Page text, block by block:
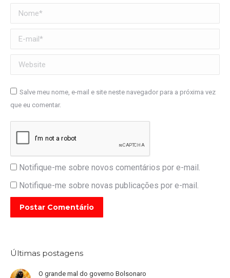
Nome *
E-mail *
Website
Salve meu nome, e-mail e site neste navegador para a próxima vez
que eu comentar.
Notifique-me sobre novos comentários por e-mail.
Notifique-me sobre novas publicações por e-mail.
Postar Comentário
Últimas postagens
O grande mal do governo Bolsonaro